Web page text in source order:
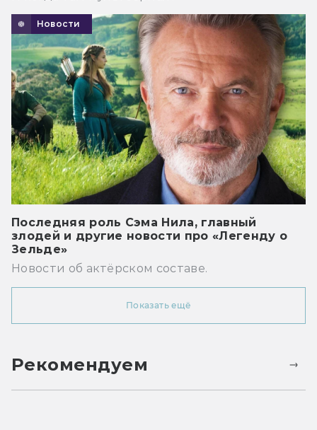
Новости
Последняя роль Сэма Нила, главный
злодей и другие новости про «Легенду о
Зельде»
Новости об актёрском составе.
Показать ещё
Рекомендуем